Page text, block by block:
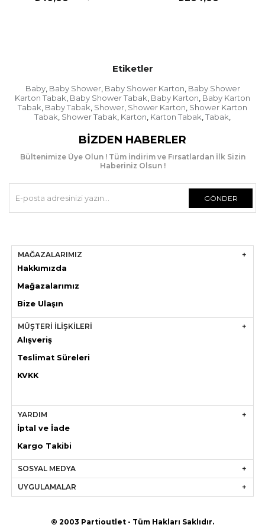
Etiketler
Baby, Baby Shower, Baby Shower Karton, Baby Shower
Karton Tabak, Baby Shower Tabak, Baby Karton, Baby Karton
Tabak, Baby Tabak, Shower, Shower Karton, Shower Karton
Tabak, Shower Tabak, Karton, Karton Tabak, Tabak,
BIZDEN HABERLER
Bültenimize Üye Olun ! Tüm İndirim ve Fırsatlardan İlk Sizin
Haberiniz Olsun !
GÖNDER
MAĞAZALARIMIZ
Hakkımızda
Mağazalarımız
Bize Ulaşın
MÜŞTERİ İLİŞKİLERİ
Alışveriş
Teslimat Süreleri
KVKK
YARDIM
İptal ve İade
Kargo Takibi
SOSYAL MEDYA
UYGULAMALAR
© 2003 Partioutlet - Tüm Hakları Saklıdır.